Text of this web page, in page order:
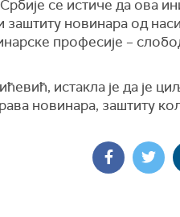
се истиче да ова
новинара од
професије –
истакла је да је
новинара, заштиту